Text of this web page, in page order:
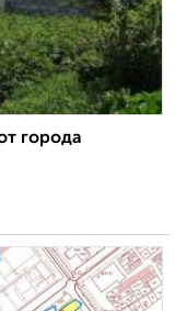
города